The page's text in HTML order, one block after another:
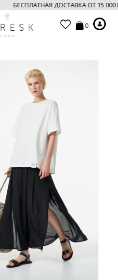
БЕСПЛАТНАЯ ДОСТАВКА ОТ 15
0